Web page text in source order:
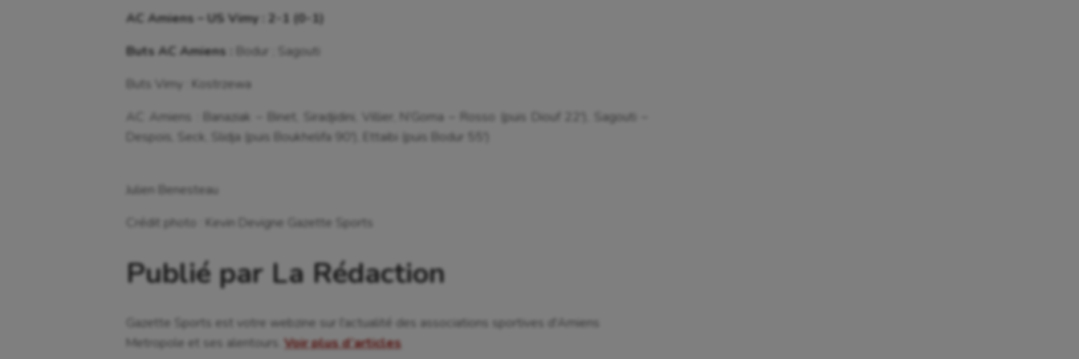
AC Amiens – US Vimy : 2-1 (0-1)
Buts AC Amiens :
Bodur ; Sagouti
Buts Vimy : Kostrzewa
AC Amiens : Banaziak – Binet, Siradjidini, Villier, N’Goma – Rosso (puis Diouf 22′), Sagouti –
Despois, Seck, Slidja (puis Boukhelifa 90′), Ettaibi (puis Bodur 55′)
Julien Benesteau
Crédit photo : Kevin Devigne Gazette Sports
Publié par La Rédaction
Gazette Sports est votre webzine sur l'actualité des associations sportives d'Amiens
Metropole et ses alentours. Voir plus d’articles